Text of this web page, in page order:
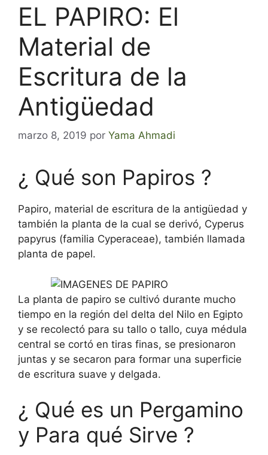
EL PAPIRO: El
Material de
Escritura de la
Antigüedad
marzo 8, 2019 por Yama Ahmadi
¿ Qué son Papiros ?
Papiro, material de escritura de la antigüedad y
también la planta de la cual se derivó, Cyperus
papyrus (familia Cyperaceae), también llamada
planta de papel.
La planta de papiro se cultivó durante mucho
tiempo en la región del delta del Nilo en Egipto
y se recolectó para su tallo o tallo, cuya médula
central se cortó en tiras finas, se presionaron
juntas y se secaron para formar una superficie
de escritura suave y delgada.
¿ Qué es un Pergamino
y Para qué Sirve ?